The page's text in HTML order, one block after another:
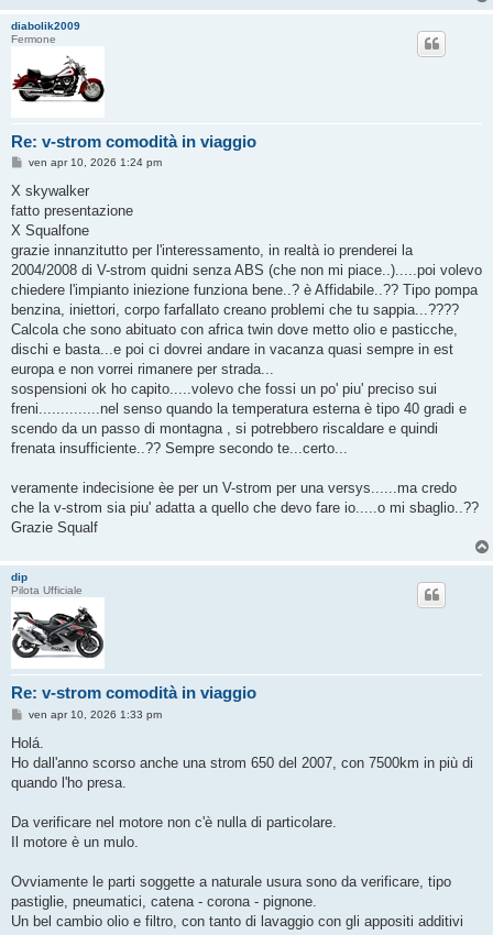
diabolik2009
Fermone
Re: v-strom comodità in viaggio
M
s
a
g
i
o
ven apr 10, 2026 1:24 pm
X skywalker
fatto presentazione
X Squalfone
grazie innanzitutto per l'interessamento, in realtà io prenderei la
2004/2008 di V-strom quidni senza ABS (che non mi piace..).....poi volevo
chiedere l'impianto iniezione funziona bene..? è Affidabile..?? Tipo pompa
benzina, iniettori, corpo farfallato creano problemi che tu sappia...????
Calcola che sono abituato con africa twin dove metto olio e pasticche,
dischi e basta...e poi ci dovrei andare in vacanza quasi sempre in est
europa e non vorrei rimanere per strada...
sospensioni ok ho capito.....volevo che fossi un po' piu' preciso sui
freni..............nel senso quando la temperatura esterna è tipo 40 gradi e
scendo da un passo di montagna , si potrebbero riscaldare e quindi
frenata insufficiente..?? Sempre secondo te...certo...
veramente indecisione èe per un V-strom per una versys......ma credo
che la v-strom sia piu' adatta a quello che devo fare io.....o mi sbaglio..??
Grazie Squalf
dip
Pilota Ufficiale
Re: v-strom comodità in viaggio
M
s
a
g
o
ven apr 10, 2026 1:33 pm
Holá.
Ho dall'anno scorso anche una strom 650 del 2007, con 7500km in più di
quando l'ho presa.
Da verificare nel motore non c'è nulla di particolare.
Il motore è un mulo.
Ovviamente le parti soggette a naturale usura sono da verificare, tipo
pastiglie, pneumatici, catena - corona - pignone.
Un bel cambio olio e filtro, con tanto di lavaggio con gli appositi additivi